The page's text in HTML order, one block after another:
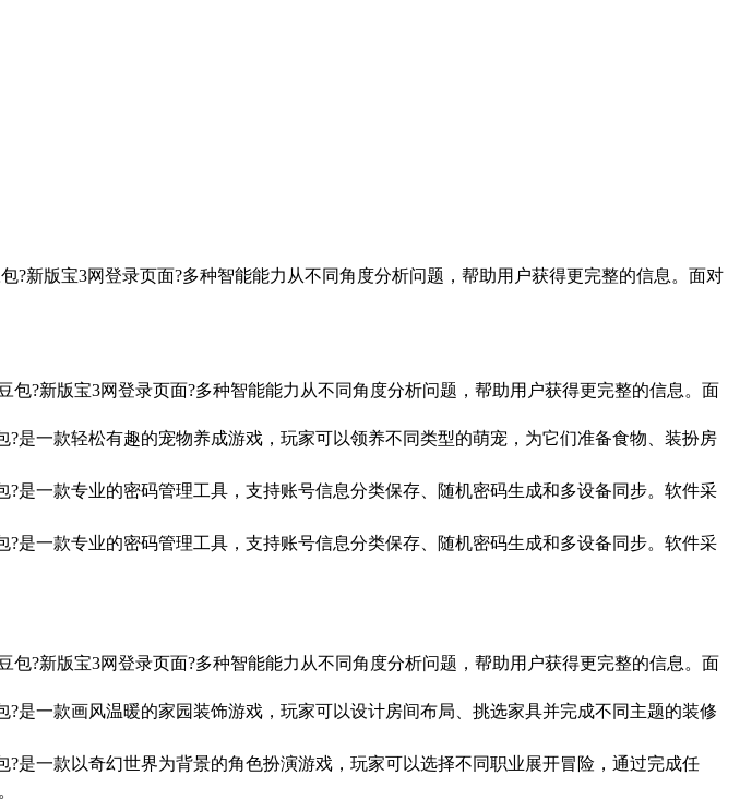
?新版宝3网登录页面?多种智能能力从不同角度分析问题，帮助用户获得更完整的信息。面对
包?新版宝3网登录页面?多种智能能力从不同角度分析问题，帮助用户获得更完整的信息。面
?是一款轻松有趣的宠物养成游戏，玩家可以领养不同类型的萌宠，为它们准备食物、装扮房
?是一款专业的密码管理工具，支持账号信息分类保存、随机密码生成和多设备同步。软件采
?是一款专业的密码管理工具，支持账号信息分类保存、随机密码生成和多设备同步。软件采
包?新版宝3网登录页面?多种智能能力从不同角度分析问题，帮助用户获得更完整的信息。面
?是一款画风温暖的家园装饰游戏，玩家可以设计房间布局、挑选家具并完成不同主题的装修
?是一款以奇幻世界为背景的角色扮演游戏，玩家可以选择不同职业展开冒险，通过完成任